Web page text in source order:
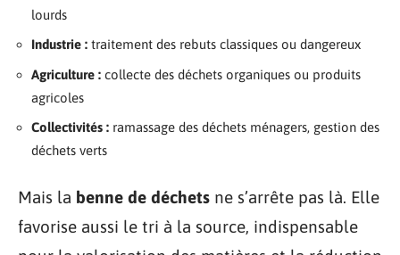
lourds
Industrie : traitement des rebuts classiques ou dangereux
Agriculture : collecte des déchets organiques ou produits
agricoles
Collectivités : ramassage des déchets ménagers, gestion des
déchets verts
Mais la benne de déchets ne s’arrête pas là. Elle
favorise aussi le tri à la source, indispensable